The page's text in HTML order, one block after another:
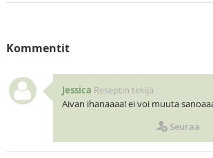
Kommentit
Jessica Reseptin tekijä
Aivan ihanaaaa! ei voi muuta
Seuraa